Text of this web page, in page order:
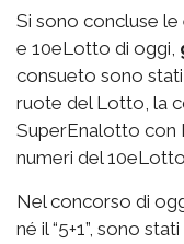
Si sono concluse
e 10eLotto di oggi,
consueto sono
ruote del Lotto, la
SuperEnalotto con
numeri del
Nel concorso di
né il “5+1”, sono